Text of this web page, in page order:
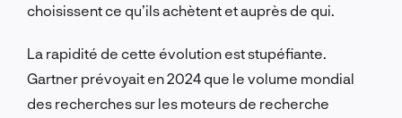
choisissent ce qu’ils achètent et auprès de qui.
La rapidité de cette évolution est stupéfiante.
Gartner prévoyait en 2024 que le volume mondial
des recherches sur les moteurs de recherche